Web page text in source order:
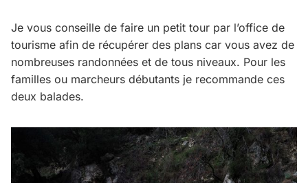
Je vous conseille de faire un petit tour par l’office de
tourisme afin de récupérer des plans car vous avez de
nombreuses randonnées et de tous niveaux. Pour les
familles ou marcheurs débutants je recommande ces
deux balades.